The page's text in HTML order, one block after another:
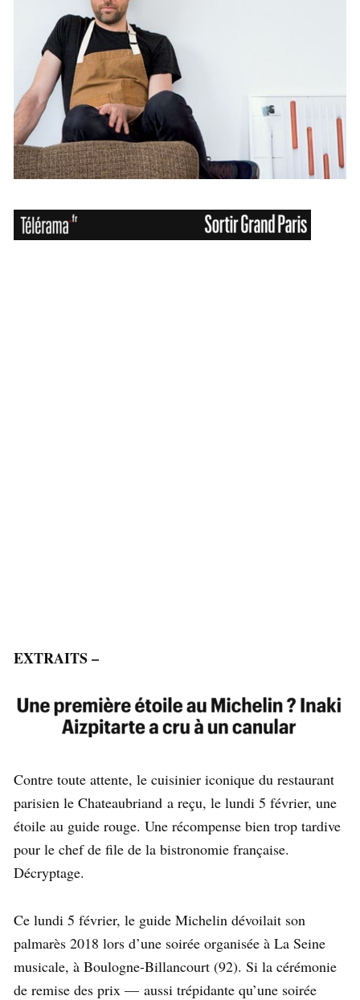
EXTRAITS –
Contre toute attente, le cuisinier iconique du restaurant
parisien le Chateaubriand a reçu, le lundi 5 février, une
étoile au guide rouge. Une récompense bien trop tardive
pour le chef de file de la bistronomie française.
Décryptage.
Ce lundi 5 février, le guide Michelin dévoilait son
palmarès 2018 lors d’une soirée organisée à La Seine
musicale, à Boulogne-Billancourt (92). Si la cérémonie
de remise des prix — aussi trépidante qu’une soirée